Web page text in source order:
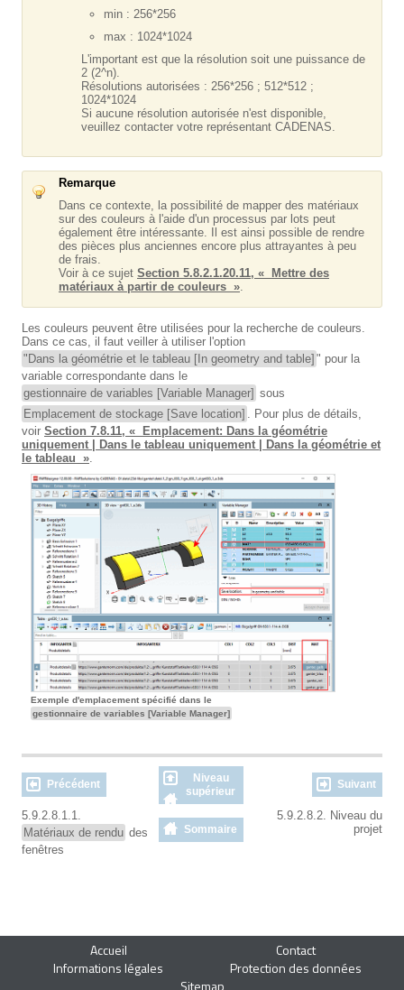
min : 256*256
max : 1024*1024
L'important est que la résolution soit une puissance de
2 (2^n).
Résolutions autorisées : 256*256 ; 512*512 ;
1024*1024
Si aucune résolution autorisée n'est disponible,
veuillez contacter votre représentant CADENAS.
Remarque
Dans ce contexte, la possibilité de mapper des matériaux
sur des couleurs à l'aide d'un processus par lots peut
également être intéressante. Il est ainsi possible de rendre
des pièces plus anciennes encore plus attrayantes à peu
de frais.
Voir à ce sujet Section 5.8.2.1.20.11, « Mettre des
matériaux à partir de couleurs ».
Les couleurs peuvent être utilisées pour la recherche de couleurs.
Dans ce cas, il faut veiller à utiliser l'option
"Dans la géométrie et le tableau [In geometry and table] " pour la
variable correspondante dans le
gestionnaire de variables [Variable Manager] sous
Emplacement de stockage [Save location] . Pour plus de détails,
voir Section 7.8.11, « Emplacement: Dans la géométrie
uniquement | Dans le tableau uniquement | Dans la géométrie et
le tableau ».
Exemple d'emplacement spécifié dans le
gestionnaire de variables [Variable Manager]
Précédent
Niveau
supérieur
Suivant
5.9.2.8.1.1.
Matériaux de rendu des
fenêtres
Sommaire
5.9.2.8.2. Niveau du
projet
Accueil
Contact
Informations légales
Protection des données
Sitemap